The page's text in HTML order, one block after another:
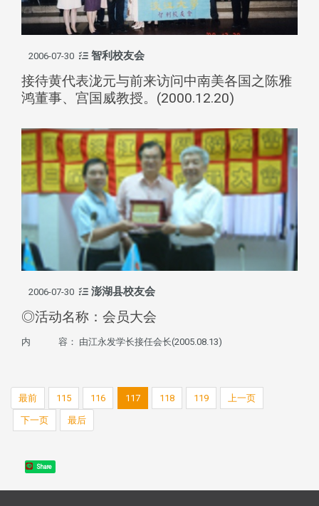
2006-07-30 智利校友会
接待黄代表泷元与前来访问中南美各国之陈雅
鸿董事、宫国威教授。(2000.12.20)
2006-07-30 澎湖县校友会
◎活动名称：会员大会
内 容： 由江永发学长接任会长(2005.08.13)
最前 115 116 117 118 119 上一页
下一页 最后
Share